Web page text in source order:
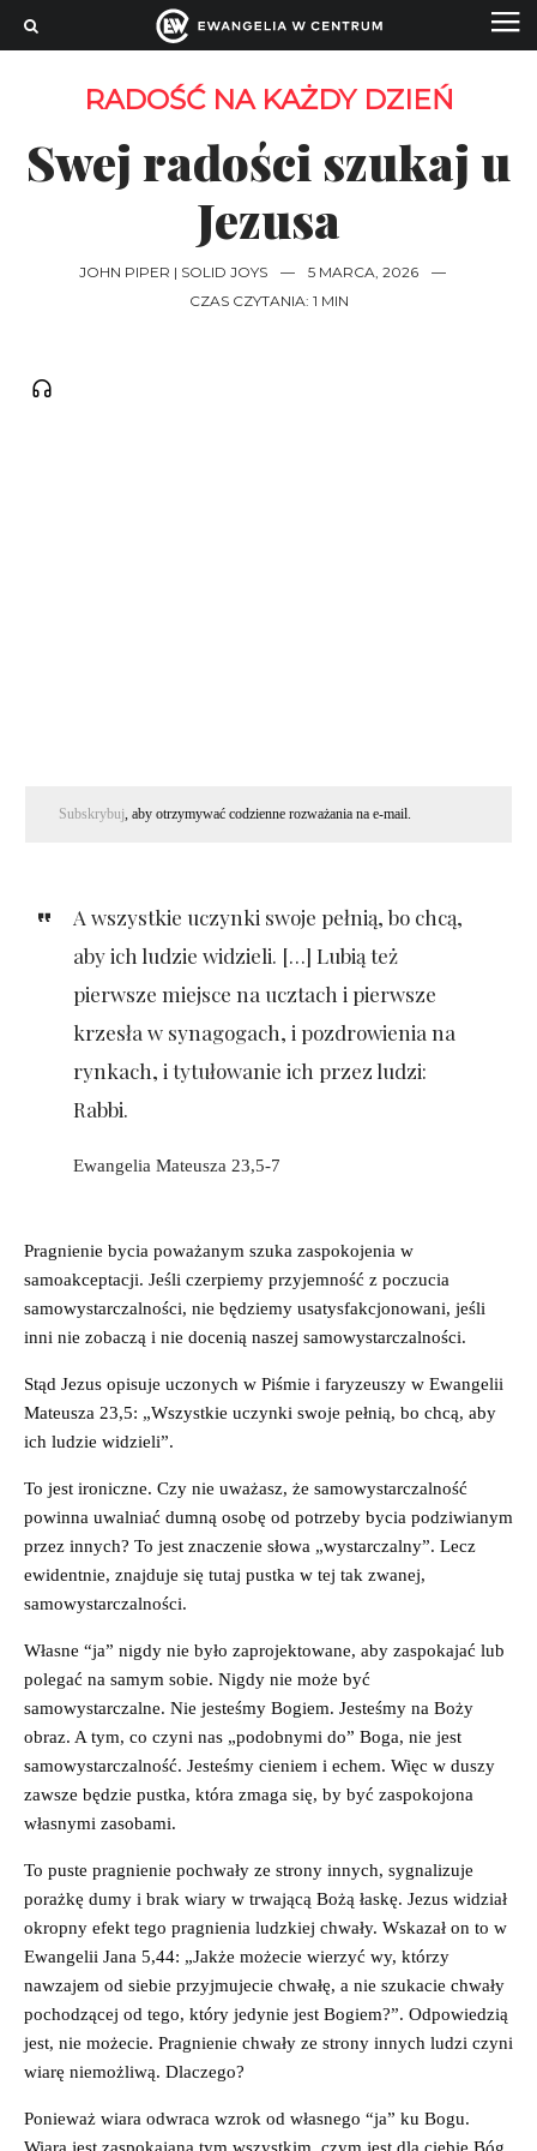
RADOŚĆ NA KAŻDY DZIEŃ
Swej radości szukaj u
Jezusa
JOHN PIPER | SOLID JOYS — 5 MARCA, 2026
—
CZAS CZYTANIA: 1 MIN
Subskrybuj , aby otrzymywać codzienne rozważania na e-mail.
A wszystkie uczynki swoje pełnią, bo chcą,
aby ich ludzie widzieli. […] Lubią też
pierwsze miejsce na ucztach i pierwsze
krzesła w synagogach, i pozdrowienia na
rynkach, i tytułowanie ich przez ludzi:
Rabbi.
Ewangelia Mateusza 23,5-7
Pragnienie bycia poważanym szuka zaspokojenia w
samoakceptacji. Jeśli czerpiemy przyjemność z poczucia
samowystarczalności, nie będziemy usatysfakcjonowani, jeśli
inni nie zobaczą i nie docenią naszej samowystarczalności.
Stąd Jezus opisuje uczonych w Piśmie i faryzeuszy w Ewangelii
Mateusza 23,5: „Wszystkie uczynki swoje pełnią, bo chcą, aby
ich ludzie widzieli”.
To jest ironiczne. Czy nie uważasz, że samowystarczalność
powinna uwalniać dumną osobę od potrzeby bycia podziwianym
przez innych? To jest znaczenie słowa „wystarczalny”. Lecz
ewidentnie, znajduje się tutaj pustka w tej tak zwanej,
samowystarczalności.
Własne “ja” nigdy nie było zaprojektowane, aby zaspokajać lub
polegać na samym sobie. Nigdy nie może być
samowystarczalne. Nie jesteśmy Bogiem. Jesteśmy na Boży
obraz. A tym, co czyni nas „podobnymi do” Boga, nie jest
samowystarczalność. Jesteśmy cieniem i echem. Więc w duszy
zawsze będzie pustka, która zmaga się, by być zaspokojona
własnymi zasobami.
To puste pragnienie pochwały ze strony innych, sygnalizuje
porażkę dumy i brak wiary w trwającą Bożą łaskę. Jezus widział
okropny efekt tego pragnienia ludzkiej chwały. Wskazał on to w
Ewangelii Jana 5,44: „Jakże możecie wierzyć wy, którzy
nawzajem od siebie przyjmujecie chwałę, a nie szukacie chwały
pochodzącej od tego, który jedynie jest Bogiem?”. Odpowiedzią
jest, nie możecie. Pragnienie chwały ze strony innych ludzi czyni
wiarę niemożliwą. Dlaczego?
Ponieważ wiara odwraca wzrok od własnego “ja” ku Bogu.
Wiara jest zaspokajana tym wszystkim, czym jest dla ciebie Bóg